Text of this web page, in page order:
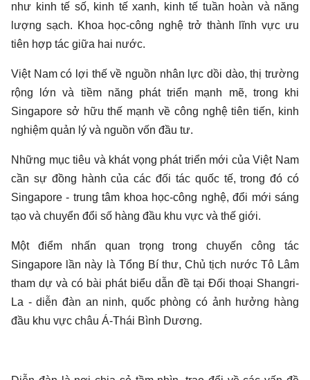
như kinh tế số, kinh tế xanh, kinh tế tuần hoàn và năng
lượng sạch. Khoa học-công nghệ trở thành lĩnh vực ưu
tiên hợp tác giữa hai nước.
Việt Nam có lợi thế về nguồn nhân lực dồi dào, thị trường
rộng lớn và tiềm năng phát triển mạnh mẽ, trong khi
Singapore sở hữu thế mạnh về công nghệ tiên tiến, kinh
nghiệm quản lý và nguồn vốn đầu tư.
Những mục tiêu và khát vọng phát triển mới của Việt Nam
cần sự đồng hành của các đối tác quốc tế, trong đó có
Singapore - trung tâm khoa học-công nghệ, đổi mới sáng
tạo và chuyển đổi số hàng đầu khu vực và thế giới.
Một điểm nhấn quan trọng trong chuyến công tác
Singapore lần này là Tổng Bí thư, Chủ tịch nước Tô Lâm
tham dự và có bài phát biểu dẫn đề tại Đối thoại Shangri-
La - diễn đàn an ninh, quốc phòng có ảnh hưởng hàng
đầu khu vực châu Á-Thái Bình Dương.